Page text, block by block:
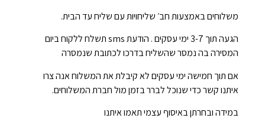
משלוחים באמצעות חב׳ שליחויות עם שליח עד הבית.
הגעה תוך 3-7 ימי עסקים . הודעת sms תשלח ללקוח ביום
המסירה בה נמסר שהשליח בדרכו לכתובת שנמסרה
אם תוך חמישה ימי עסקים לא קיבלת את המשלוח אנה צרו
איתנו קשר כדי שנוכל לברר בזמן מול חברת המשלוחים.
במידה ובחרתן באיסוף עצמי תאמו איתנו